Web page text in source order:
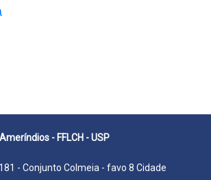
- FFLCH - USP
- Conjunto Colmeia - favo 8 Cidade